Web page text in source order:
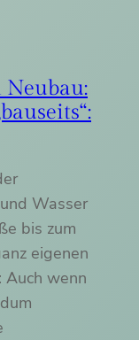
Wasser
bis zum
eigenen
Auch wenn